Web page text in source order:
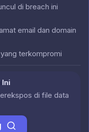
di breach ini
email dan domain
terkompromi
Ini
di file data